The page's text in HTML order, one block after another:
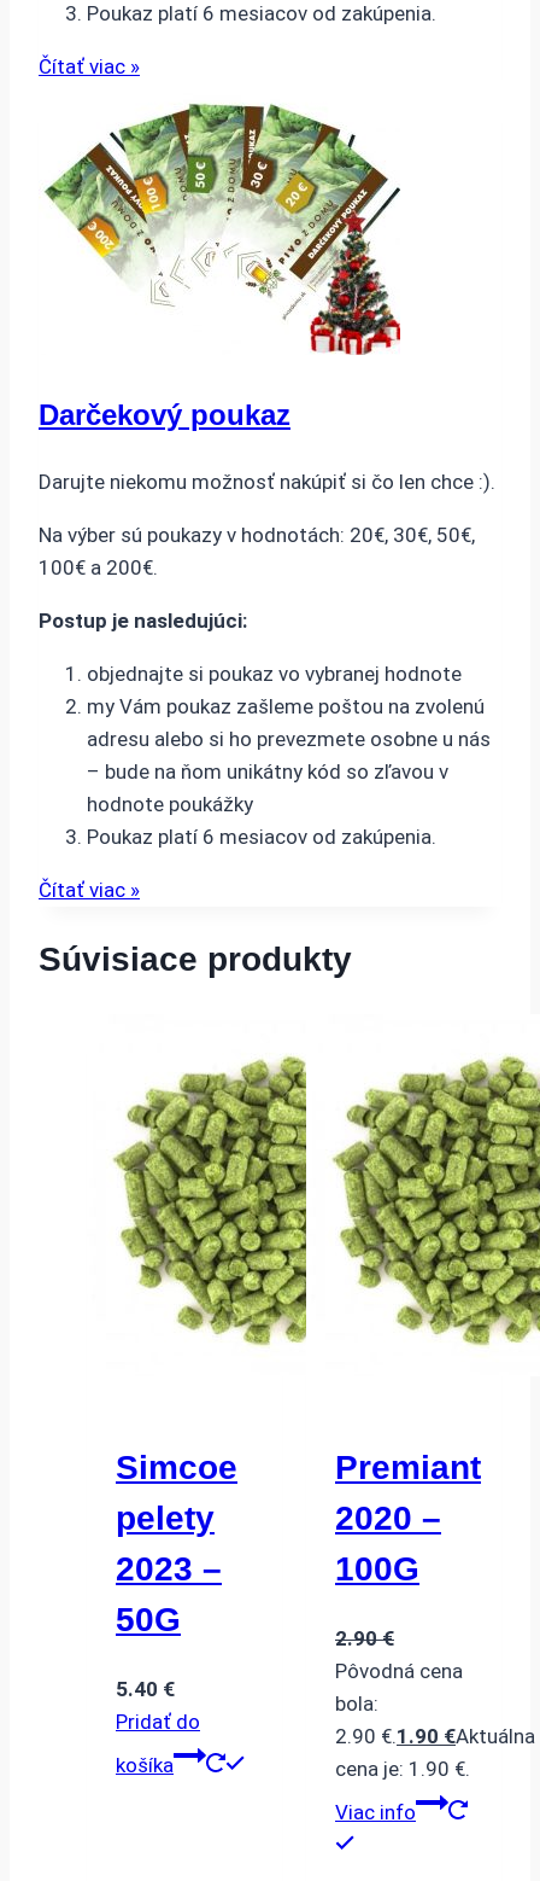
Poukaz platí 6 mesiacov od zakúpenia.
Čítať viac »
Darčekový poukaz
Darujte niekomu možnosť nakúpiť si čo len chce :).
Na výber sú poukazy v hodnotách: 20€, 30€, 50€,
100€ a 200€.
Postup je nasledujúci:
objednajte si poukaz vo vybranej hodnote
my Vám poukaz zašleme poštou na zvolenú
adresu alebo si ho prevezmete osobne u nás
– bude na ňom unikátny kód so zľavou v
hodnote poukážky
Poukaz platí 6 mesiacov od zakúpenia.
Čítať viac »
Súvisiace produkty
Simcoe
pelety
2023 –
50G
5.40 €
Pridať do
košíka
Premiant
2020 –
100G
2.90€
Pôvodná cena
bola:
2.90 €.1.90 €Aktuálna
cena je: 1.90 €.
Viac info